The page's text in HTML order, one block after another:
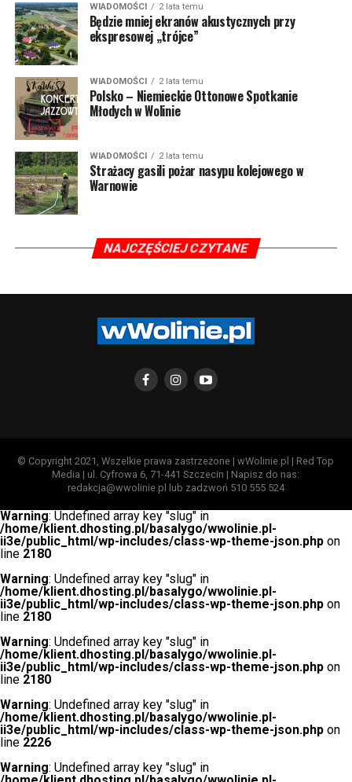
WIADOMOŚCI 2 lata temu
Będzie mniej ekranów akustycznych przy
ekspresowej „trójce”
WIADOMOŚCI 2 lata temu
Polsko – Niemieckie Ottonowe Spotkanie
Młodych w Wolinie
WIADOMOŚCI 2 lata temu
Strażacy gasili pożar nasypu kolejowego w
Warnowie
NAJCZĘŚCIEJ CZYTANE
© Copyright 2021, Wszelkie prawa zastrzeżone | wWolinie.pl | Red Top
Media | ul. Cyfrowa 6, 71-441 Szczecin | Napisz do nas:
redakcja@wwolinie.pl lub zadzwoń 510 555 524
Warning: Undefined array key "slug" in
/home/klient.dhosting.pl/basalygo/wwolinie.pl-
ii3e/public_html/wp-includes/class-wp-theme-json.php on
line 2180
Warning: Undefined array key "slug" in
/home/klient.dhosting.pl/basalygo/wwolinie.pl-
ii3e/public_html/wp-includes/class-wp-theme-json.php on
line 2180
Warning: Undefined array key "slug" in
/home/klient.dhosting.pl/basalygo/wwolinie.pl-
ii3e/public_html/wp-includes/class-wp-theme-json.php on
line 2180
Warning: Undefined array key "slug" in
/home/klient.dhosting.pl/basalygo/wwolinie.pl-
ii3e/public_html/wp-includes/class-wp-theme-json.php on
line 2226
Warning: Undefined array key "slug" in